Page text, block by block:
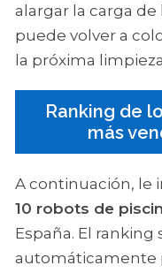
alargar la carga de
puede volver a
la próxima
Ranking de
más
A continuación, le
10 robots de
España. El ranking
automáticamente